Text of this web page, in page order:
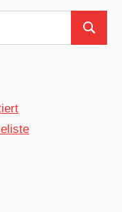
Suchen